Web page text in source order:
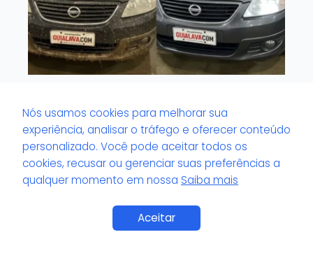
Nós usamos cookies para melhorar sua
experiência, analisar o tráfego e oferecer conteúdo
personalizado. Você pode aceitar todos os
cookies, recusar ou gerenciar suas preferências a
qualquer momento em nossa Saiba mais
Aceitar